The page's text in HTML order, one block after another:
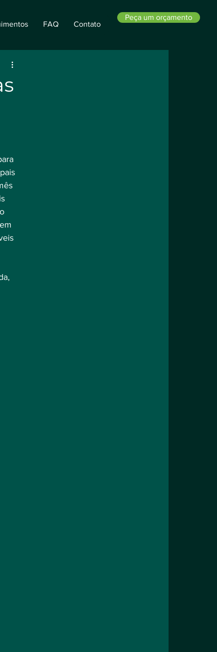
FAQ Contato
Peça um orçamento